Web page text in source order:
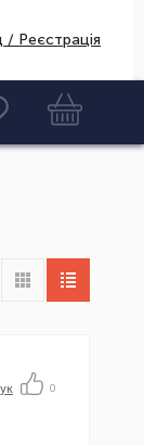
/ Реєстрація
0